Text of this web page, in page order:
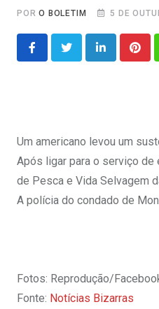
PORO BOLETIM 5 DE
LinkedIn
Um americano levou um
Após ligar para o serviço de
de Pesca e Vida Selvagem
A polícia do condado de
Fotos: Reprodução/
Fonte: Notícias Bizarras